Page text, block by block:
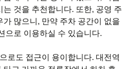
것을 추천합니다. 또한, 공영 주
가 많으니, 만약 주차 공간이 없을
으로 이용하실 수 있습니다.
로도 접근이 용이합니다. 대전역